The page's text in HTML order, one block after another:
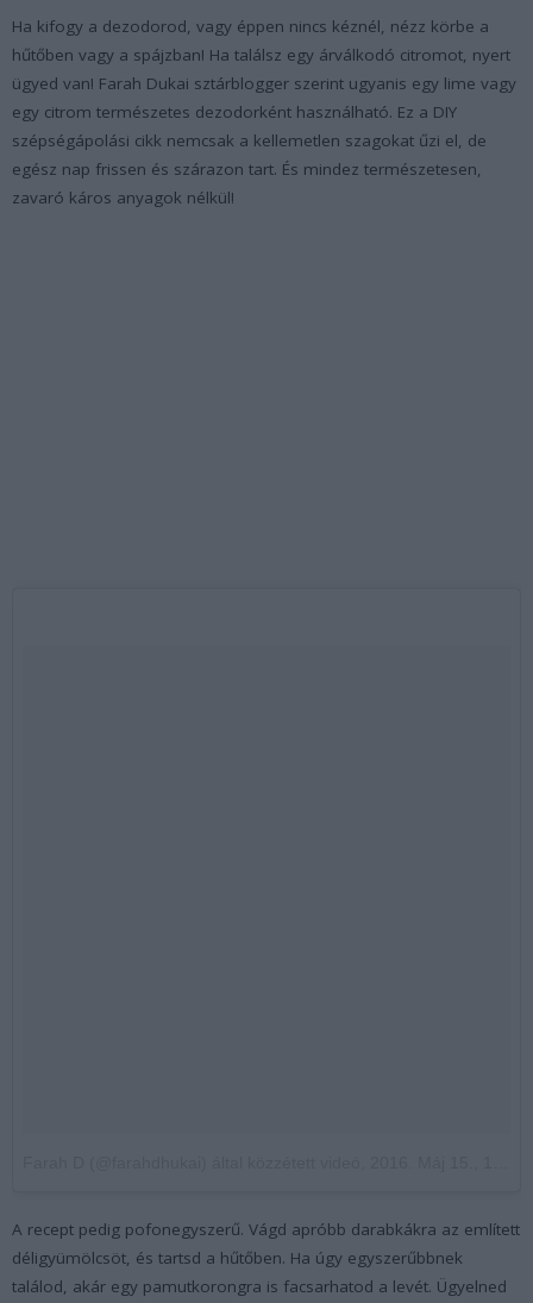
Ha kifogy a dezodorod, vagy éppen nincs kéznél, nézz körbe a
hűtőben vagy a spájzban! Ha találsz egy árválkodó citromot, nyert
ügyed van! Farah Dukai sztárblogger szerint ugyanis egy lime vagy
egy citrom természetes dezodorként használható. Ez a DIY
szépségápolási cikk nemcsak a kellemetlen szagokat űzi el, de
egész nap frissen és szárazon tart. És mindez természetesen,
zavaró káros anyagok nélkül!
A recept pedig pofonegyszerű. Vágd apróbb darabkákra az említett
déligyümölcsöt, és tartsd a hűtőben. Ha úgy egyszerűbbnek
találod, akár egy pamutkorongra is facsarhatod a levét. Ügyelned